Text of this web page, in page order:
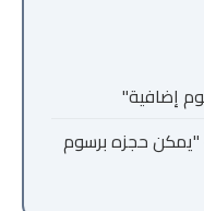
إضافية"
"يمكن حجزه برسوم